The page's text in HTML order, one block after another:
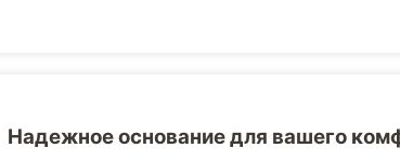
Надежное основание для вашего